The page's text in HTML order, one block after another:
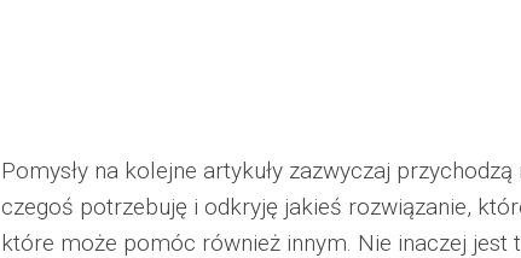
Pomysły na kolejne artykuły zazwyczaj
czegoś potrzebuję i odkryję jakieś rozwiązanie,
które może pomóc również innym. Nie inaczej jest